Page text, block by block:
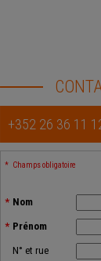
+352 26 36 11
Champs obligatoire
Nom
Prénom
N° et rue